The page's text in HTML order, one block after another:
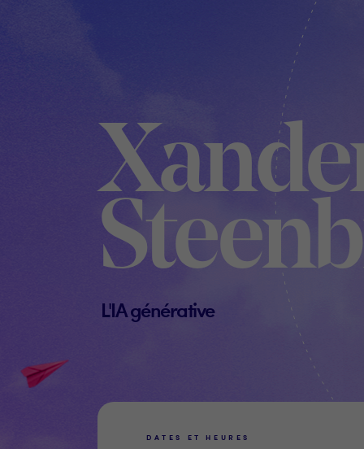
L'IA générative
DATES ET HEURES